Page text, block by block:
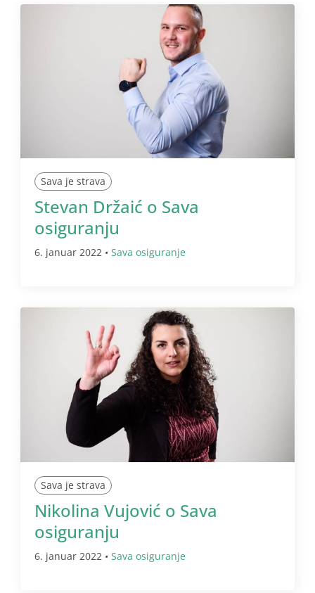
Sava je strava
Stevan Držaić o Sava
osiguranju
6. januar 2022 • Sava osiguranje
Sava je strava
Nikolina Vujović o Sava
osiguranju
6. januar 2022 • Sava osiguranje